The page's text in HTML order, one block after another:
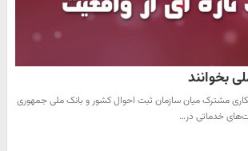
بخوانند
مشترک میان سازمان ثبت احوال کشور و بانک ملی جمهوری
خدماتی در…